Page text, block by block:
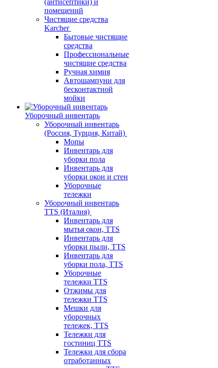
(антисептики) и
помещений
Чистящие средства
Karcher
Бытовые чистящие
средства
Профессиональные
чистящие средства
Ручная химия
Автошампуни для
бесконтактной
мойки
Уборочный инвентарь
Уборочный инвентарь
(Россия, Турция, Китай)
Мопы
Инвентарь для
уборки пола
Инвентарь для
уборки окон и стен
Уборочные
тележки
Уборочный инвентарь
TTS (Италия)
Инвентарь для
мытья окон, TTS
Инвентарь для
уборки пыли, TTS
Инвентарь для
уборки пола, TTS
Уборочные
тележки TTS
Отжимы для
тележки TTS
Мешки для
уборочных
тележек, TTS
Тележки для
гостиниц TTS
Тележки для сбора
отработанных